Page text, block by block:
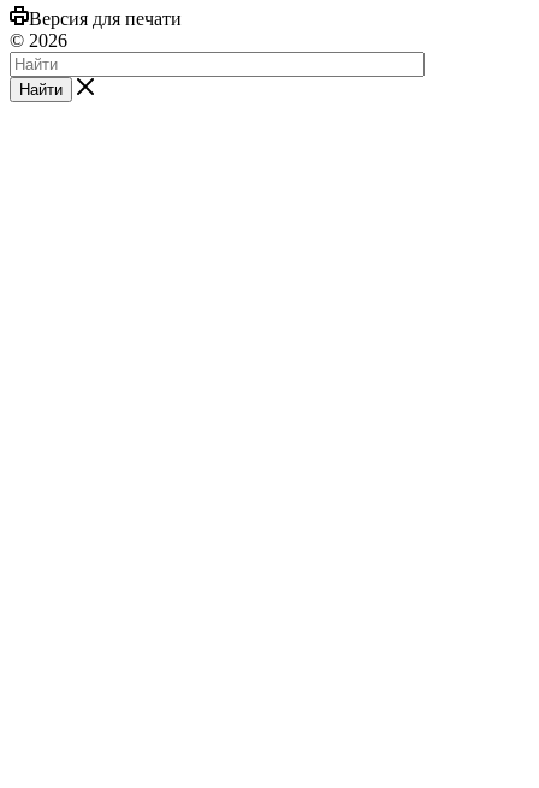
Версия для печати
© 2026
Найти